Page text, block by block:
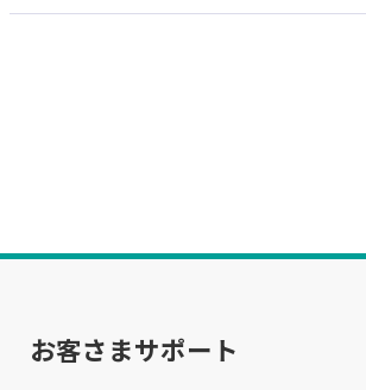
お客さまサポート